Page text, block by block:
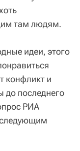
там людям.
идеи, этого
конфликт и
до последнего
РИА
следующим